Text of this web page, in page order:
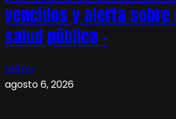
vencidos y alerta
salud pública –
admin
agosto 6, 2026